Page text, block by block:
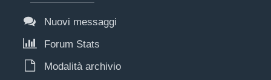
Nuovi messaggi
Forum Stats
Modalità archivio